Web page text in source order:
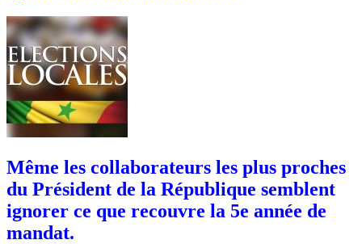
Même les collaborateurs les plus proches
du Président de la République semblent
ignorer ce que recouvre la 5e année de
mandat.